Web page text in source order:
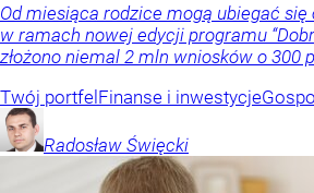
Od miesiąca rodzice mogą ubiegać
w ramach nowej edycji programu
złożono niemal 2 mln wniosków o 300
Twój portfelFinanse i inwestycje
Radosław Święcki